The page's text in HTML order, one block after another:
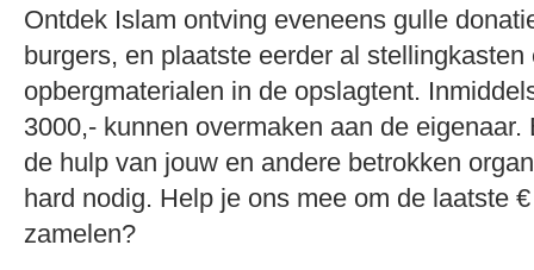
Ontdek Islam ontving eveneens gulle
burgers, en plaatste eerder al stellingkasten
opbergmaterialen in de opslagtent.
3000,- kunnen overmaken aan de eigenaar.
de hulp van jouw en andere betrokken
hard nodig. Help je ons mee om de laatste
zamelen?